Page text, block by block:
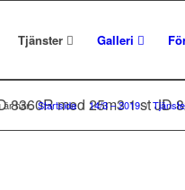
Tjänster Galleri
8360R med 25m3 1 st JD
är här: Startsida / 14/3 – 2019 /